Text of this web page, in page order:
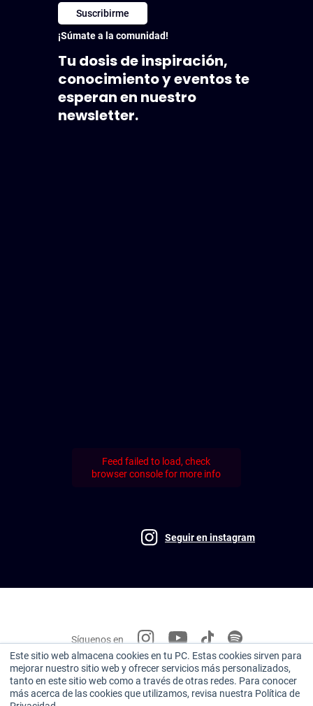
Este sitio web almacena cookies en tu PC. Estas cookies sirven para
mejorar nuestro sitio web y ofrecer servicios más personalizados,
tanto en este sitio web como a través de otras redes. Para conocer
más acerca de las cookies que utilizamos, revisa nuestra Política de
Suscribirme
¡Súmate a la comunidad!
Tu dosis de inspiración,
conocimiento y eventos te
esperan en nuestro
newsletter.
Feed failed to load, check
browser console for more info
Seguir en instagram
Síguenos en
Miembro de: